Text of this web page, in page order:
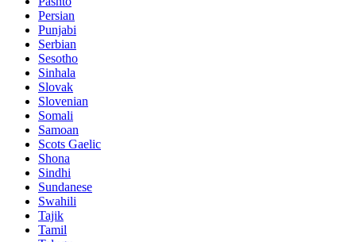
Persian
Punjabi
Serbian
Sesotho
Sinhala
Slovak
Slovenian
Somali
Samoan
Scots Gaelic
Shona
Sindhi
Sundanese
Swahili
Tajik
Tamil